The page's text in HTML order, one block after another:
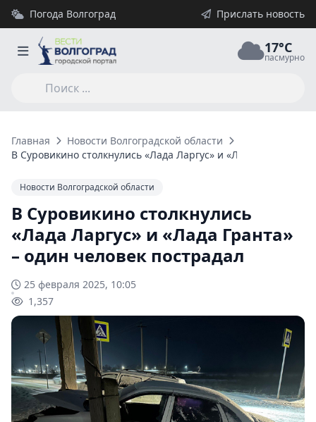
Погода Волгоград Прислать новость
17°C
пасмурно
Главная
Новости Волгоградской области
В Суровикино столкнулись «Лада Ларгус» и «Лада Гранта» –
Новости Волгоградской области
В Суровикино столкнулись
«Лада Ларгус» и «Лада Гранта»
– один человек пострадал
25 февраля 2025, 10:05
1,357